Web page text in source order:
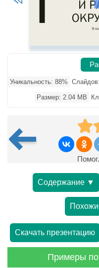
Уникальность: 88%
Размер: 2.04 MB
Содержание ▼
Скачать презентацию
Примеры